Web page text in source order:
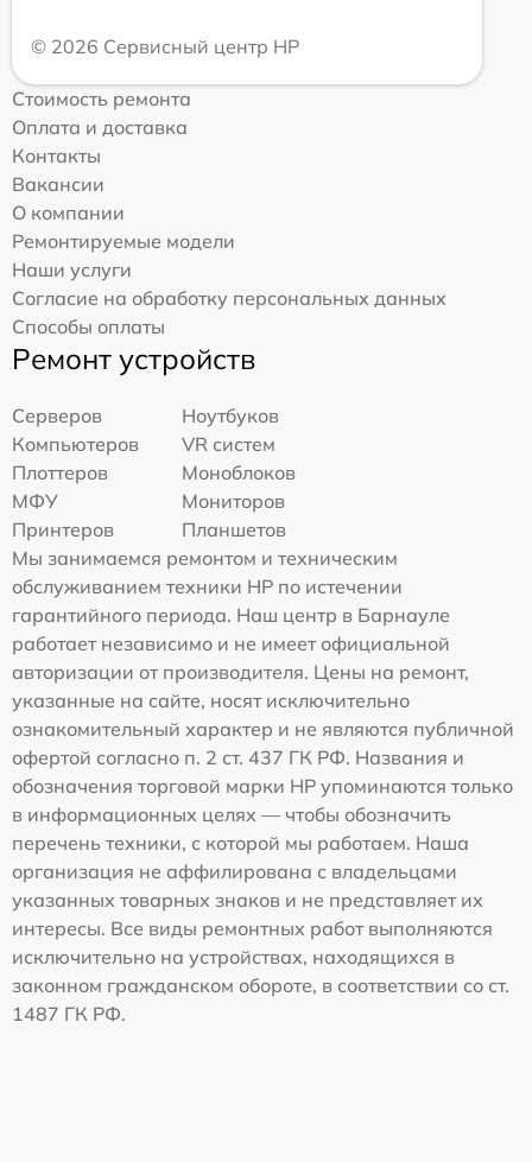
© 2026 Сервисный центр HP
Стоимость ремонта
Оплата и доставка
Контакты
Вакансии
О компании
Ремонтируемые модели
Наши услуги
Согласие на обработку персональных данных
Способы оплаты
Ремонт устройств
Серверов
Ноутбуков
Компьютеров
VR систем
Плоттеров
Моноблоков
МФУ
Мониторов
Принтеров
Планшетов
Мы занимаемся ремонтом и техническим
обслуживанием техники HP по истечении
гарантийного периода. Наш центр в Барнауле
работает независимо и не имеет официальной
авторизации от производителя. Цены на ремонт,
указанные на сайте, носят исключительно
ознакомительный характер и не являются публичной
офертой согласно п. 2 ст. 437 ГК РФ. Названия и
обозначения торговой марки HP упоминаются только
в информационных целях — чтобы обозначить
перечень техники, с которой мы работаем. Наша
организация не аффилирована с владельцами
указанных товарных знаков и не представляет их
интересы. Все виды ремонтных работ выполняются
исключительно на устройствах, находящихся в
законном гражданском обороте, в соответствии со ст.
1487 ГК РФ.